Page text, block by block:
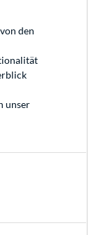
den
unser